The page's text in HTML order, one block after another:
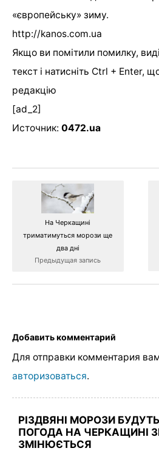
«європейську» зиму.
http://kanos.com.ua
Якщо ви помітили помилку,
текст і натисніть Ctrl + Enter,
редакцію
[ad_2]
Источник: 0472.ua
На Черкащині
триматимуться морози ще
два дні
Предыдущая запись
Добавить комментарий
Для отправки комментария
авторизоваться.
РІЗДВЯНІ МОРОЗИ
ПОГОДА НА ЧЕРКАЩИНІ
ЗМІНЮЄТЬСЯ